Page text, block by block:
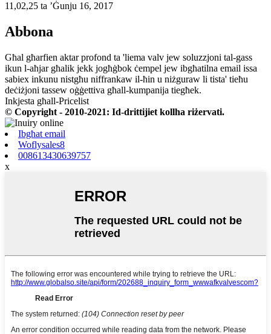
11,02,25 ta ’Ġunju 16, 2017
Abbona
Għal għarfien aktar profond ta 'liema valv jew soluzzjoni tal-gass
ikun l-aħjar għalik jekk jogħġbok ċempel jew ibgħatilna email issa
sabiex inkunu nistgħu niffrankaw il-ħin u niżguraw li tista' tieħu
deċiżjoni tassew oġġettiva għall-kumpanija tiegħek.
Inkjesta għall-Pricelist
© Copyright - 2010-2021: Id-drittijiet kollha riżervati.
Ibgħat email
Woflysales8
008613430639757
x